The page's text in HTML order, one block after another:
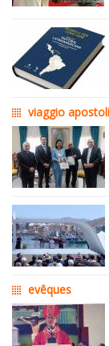
viaggio
evêques